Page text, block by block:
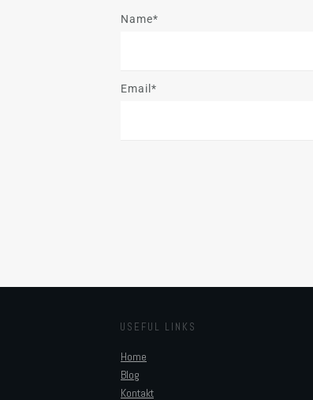
Name*
Email*
USEFUL LINKS
Home
Blog
Kontakt